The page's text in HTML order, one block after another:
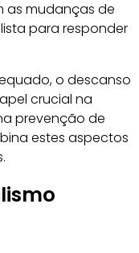
as mudanças de
para responder
o descanso
crucial na
prevenção de
estes aspectos